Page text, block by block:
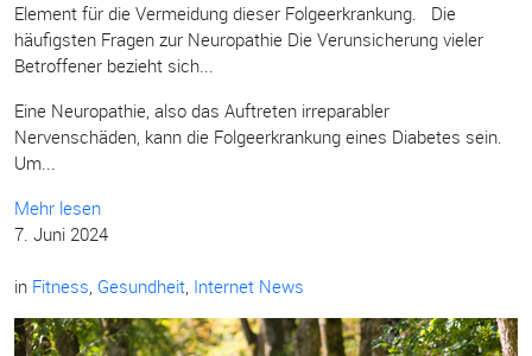
Element für die Vermeidung dieser Folgeerkrankung. Die
häufigsten Fragen zur Neuropathie Die Verunsicherung vieler
Betroffener bezieht sich...
Eine Neuropathie, also das Auftreten irreparabler
Nervenschäden, kann die Folgeerkrankung eines Diabetes sein.
Um...
Mehr lesen
7. Juni 2024
in Fitness, Gesundheit, Internet News